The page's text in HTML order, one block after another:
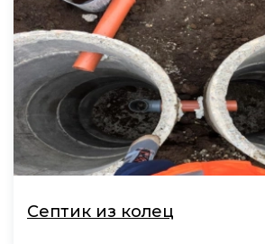
Септик из колец